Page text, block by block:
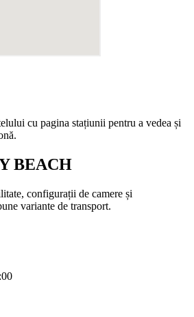
cu pagina stațiunii pentru a vedea și
BEACH
configurații de camere și
variante de transport.